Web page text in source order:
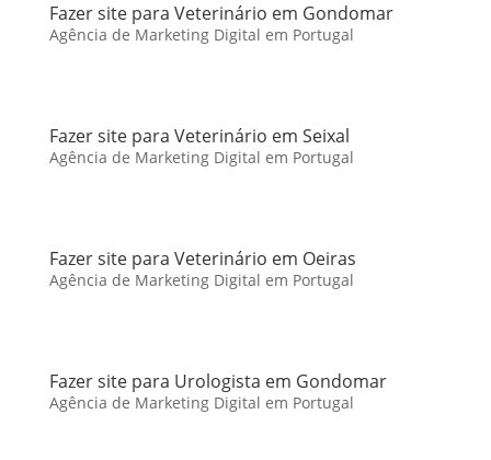
Fazer site para Veterinário em Gondomar
Agência de Marketing Digital em Portugal
Fazer site para Veterinário em Seixal
Agência de Marketing Digital em Portugal
Fazer site para Veterinário em Oeiras
Agência de Marketing Digital em Portugal
Fazer site para Urologista em Gondomar
Agência de Marketing Digital em Portugal